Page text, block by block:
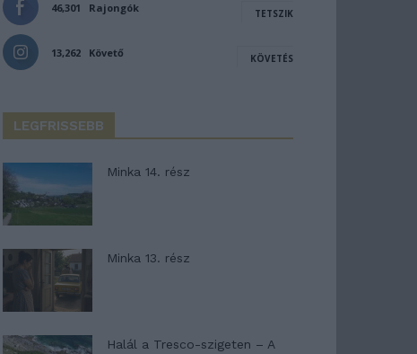
46,301 Rajongók TETSZIK
13,262 Követő KÖVETÉS
LEGFRISSEBB
Minka 14. rész
Minka 13. rész
Halál a Tresco-szigeten – A